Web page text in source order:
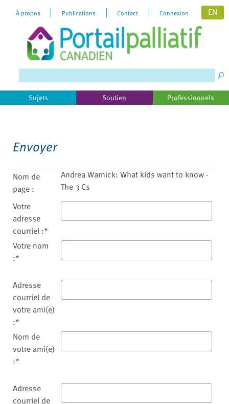
website
includes
an
À propos Publications Contact Connexion EN
Sujets Soutien Professionnels
Envoyer
Nom de
page :
Andrea Warnick: What kids want to know -
The 3 Cs
Votre
adresse
courriel :*
Votre nom
:*
Adresse
courriel de
votre ami(e)
:*
Nom de
votre ami(e)
:*
Adresse
courriel de